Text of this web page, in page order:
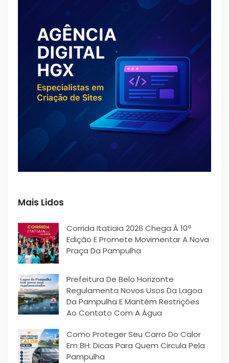
Mais Lidos
Corrida Itatiaia 2026 Chega À 10ª
Edição E Promete Movimentar A Nova
Praça Da Pampulha
Prefeitura De Belo Horizonte
Regulamenta Novos Usos Da Lagoa
Da Pampulha E Mantém Restrições
Ao Contato Com A Água
Como Proteger Seu Carro Do Calor
Em BH: Dicas Para Quem Circula Pela
Pampulha